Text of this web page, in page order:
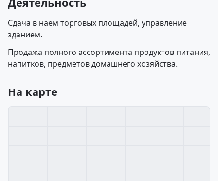
Сдача в наем торговых площадей, управление
зданием.
Продажа полного ассортимента продуктов питания,
напитков, предметов домашнего хозяйства.
На карте